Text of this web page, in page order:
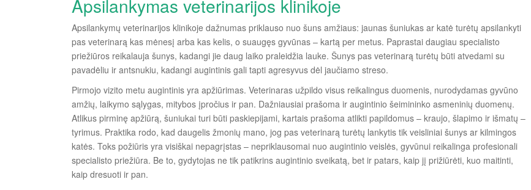
Apsilankymas veterinarijos klinikoje
Apsilankymų veterinarijos klinikoje dažnumas priklauso nuo šuns amžiaus: jaunas šuniukas ar katė turėtų apsilankyti
pas veterinarą kas mėnesį arba kas kelis, o suaugęs gyvūnas – kartą per metus. Paprastai daugiau specialisto
priežiūros reikalauja šunys, kadangi jie daug laiko praleidžia lauke. Šunys pas veterinarą turėtų būti atvedami su
pavadėliu ir antsnukiu, kadangi augintinis gali tapti agresyvus dėl jaučiamo streso.
Pirmojo vizito metu augintinis yra apžiūrimas. Veterinaras užpildo visus reikalingus duomenis, nurodydamas gyvūno
amžių, laikymo sąlygas, mitybos įpročius ir pan. Dažniausiai prašoma ir augintinio šeimininko asmeninių duomenų.
Atlikus pirminę apžiūrą, šuniukai turi būti paskiepijami, kartais prašoma atlikti papildomus – kraujo, šlapimo ir išmatų –
tyrimus. Praktika rodo, kad daugelis žmonių mano, jog pas veterinarą turėtų lankytis tik veisliniai šunys ar kilmingos
katės. Toks požiūris yra visiškai nepagrįstas – nepriklausomai nuo augintinio veislės, gyvūnui reikalinga profesionali
specialisto priežiūra. Be to, gydytojas ne tik patikrins augintinio sveikatą, bet ir patars, kaip jį prižiūrėti, kuo maitinti,
kaip dresuoti ir pan.